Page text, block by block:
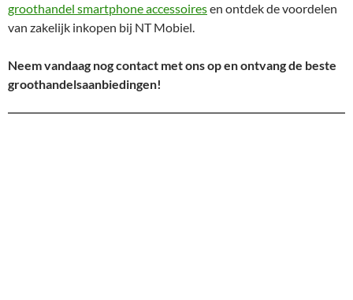
groothandel smartphone accessoiresen ontdek de voordelen
van zakelijk inkopen bij NT Mobiel.
Neem vandaag nog contact met ons op en ontvang de beste
groothandelsaanbiedingen!